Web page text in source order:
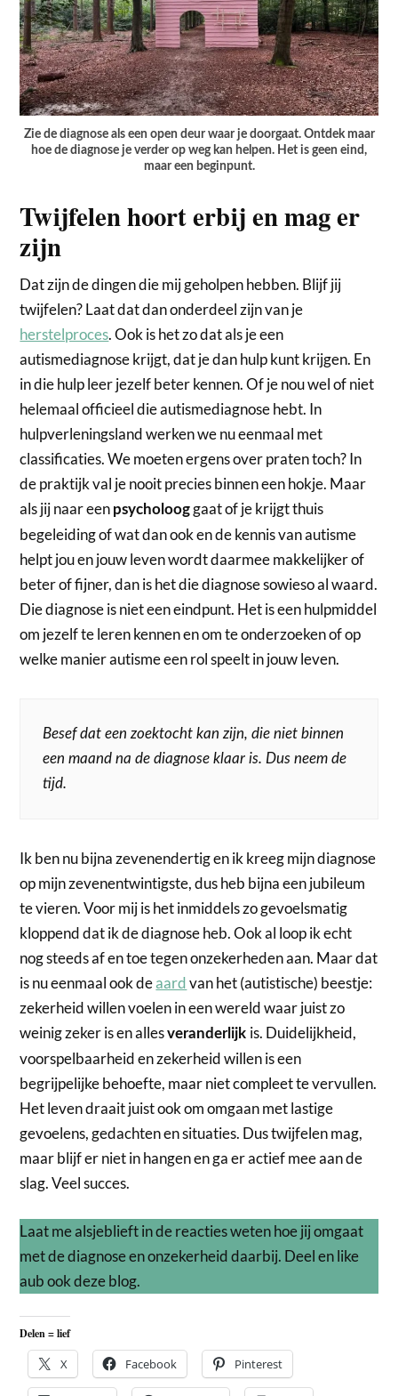
Zie de diagnose als een open deur waar je doorgaat. Ontdek maar
hoe de diagnose je verder op weg kan helpen. Het is geen eind,
maar een beginpunt.
Twijfelen hoort erbij en mag er
zijn
Dat zijn de dingen die mij geholpen hebben. Blijf jij
twijfelen? Laat dat dan onderdeel zijn van je
herstelproces. Ook is het zo dat als je een
autismediagnose krijgt, dat je dan hulp kunt krijgen. En
in die hulp leer jezelf beter kennen. Of je nou wel of niet
helemaal officieel die autismediagnose hebt. In
hulpverleningsland werken we nu eenmaal met
classificaties. We moeten ergens over praten toch? In
de praktijk val je nooit precies binnen een hokje. Maar
als jij naar een psycholooggaat of je krijgt thuis
begeleiding of wat dan ook en de kennis van autisme
helpt jou en jouw leven wordt daarmee makkelijker of
beter of fijner, dan is het die diagnose sowieso al waard.
Die diagnose is niet een eindpunt. Het is een hulpmiddel
om jezelf te leren kennen en om te onderzoeken of op
welke manier autisme een rol speelt in jouw leven.
Besef dat een zoektocht kan zijn, die niet binnen
een maand na de diagnose klaar is. Dus neem de
tijd.
Ik ben nu bijna zevenendertig en ik kreeg mijn diagnose
op mijn zevenentwintigste, dus heb bijna een jubileum
te vieren. Voor mij is het inmiddels zo gevoelsmatig
kloppend dat ik de diagnose heb. Ook al loop ik echt
nog steeds af en toe tegen onzekerheden aan. Maar dat
is nu eenmaal ook deaardvan het (autistische) beestje:
zekerheid willen voelen in een wereld waar juist zo
weinig zeker is en allesveranderlijk is. Duidelijkheid,
voorspelbaarheid en zekerheid willen is een
begrijpelijke behoefte, maar niet compleet te vervullen.
Het leven draait juist ook om omgaan met lastige
gevoelens, gedachten en situaties. Dus twijfelen mag,
maar blijf er niet in hangen en ga er actief mee aan de
slag. Veel succes.
Laat me alsjeblieft in de reacties weten hoe jij omgaat
met de diagnose en onzekerheid daarbij. Deel en like
aub ook deze blog.
Delen = lief
X Facebook Pinterest